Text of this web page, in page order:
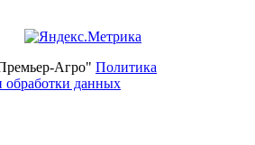
Агро" Политика
обработки данных